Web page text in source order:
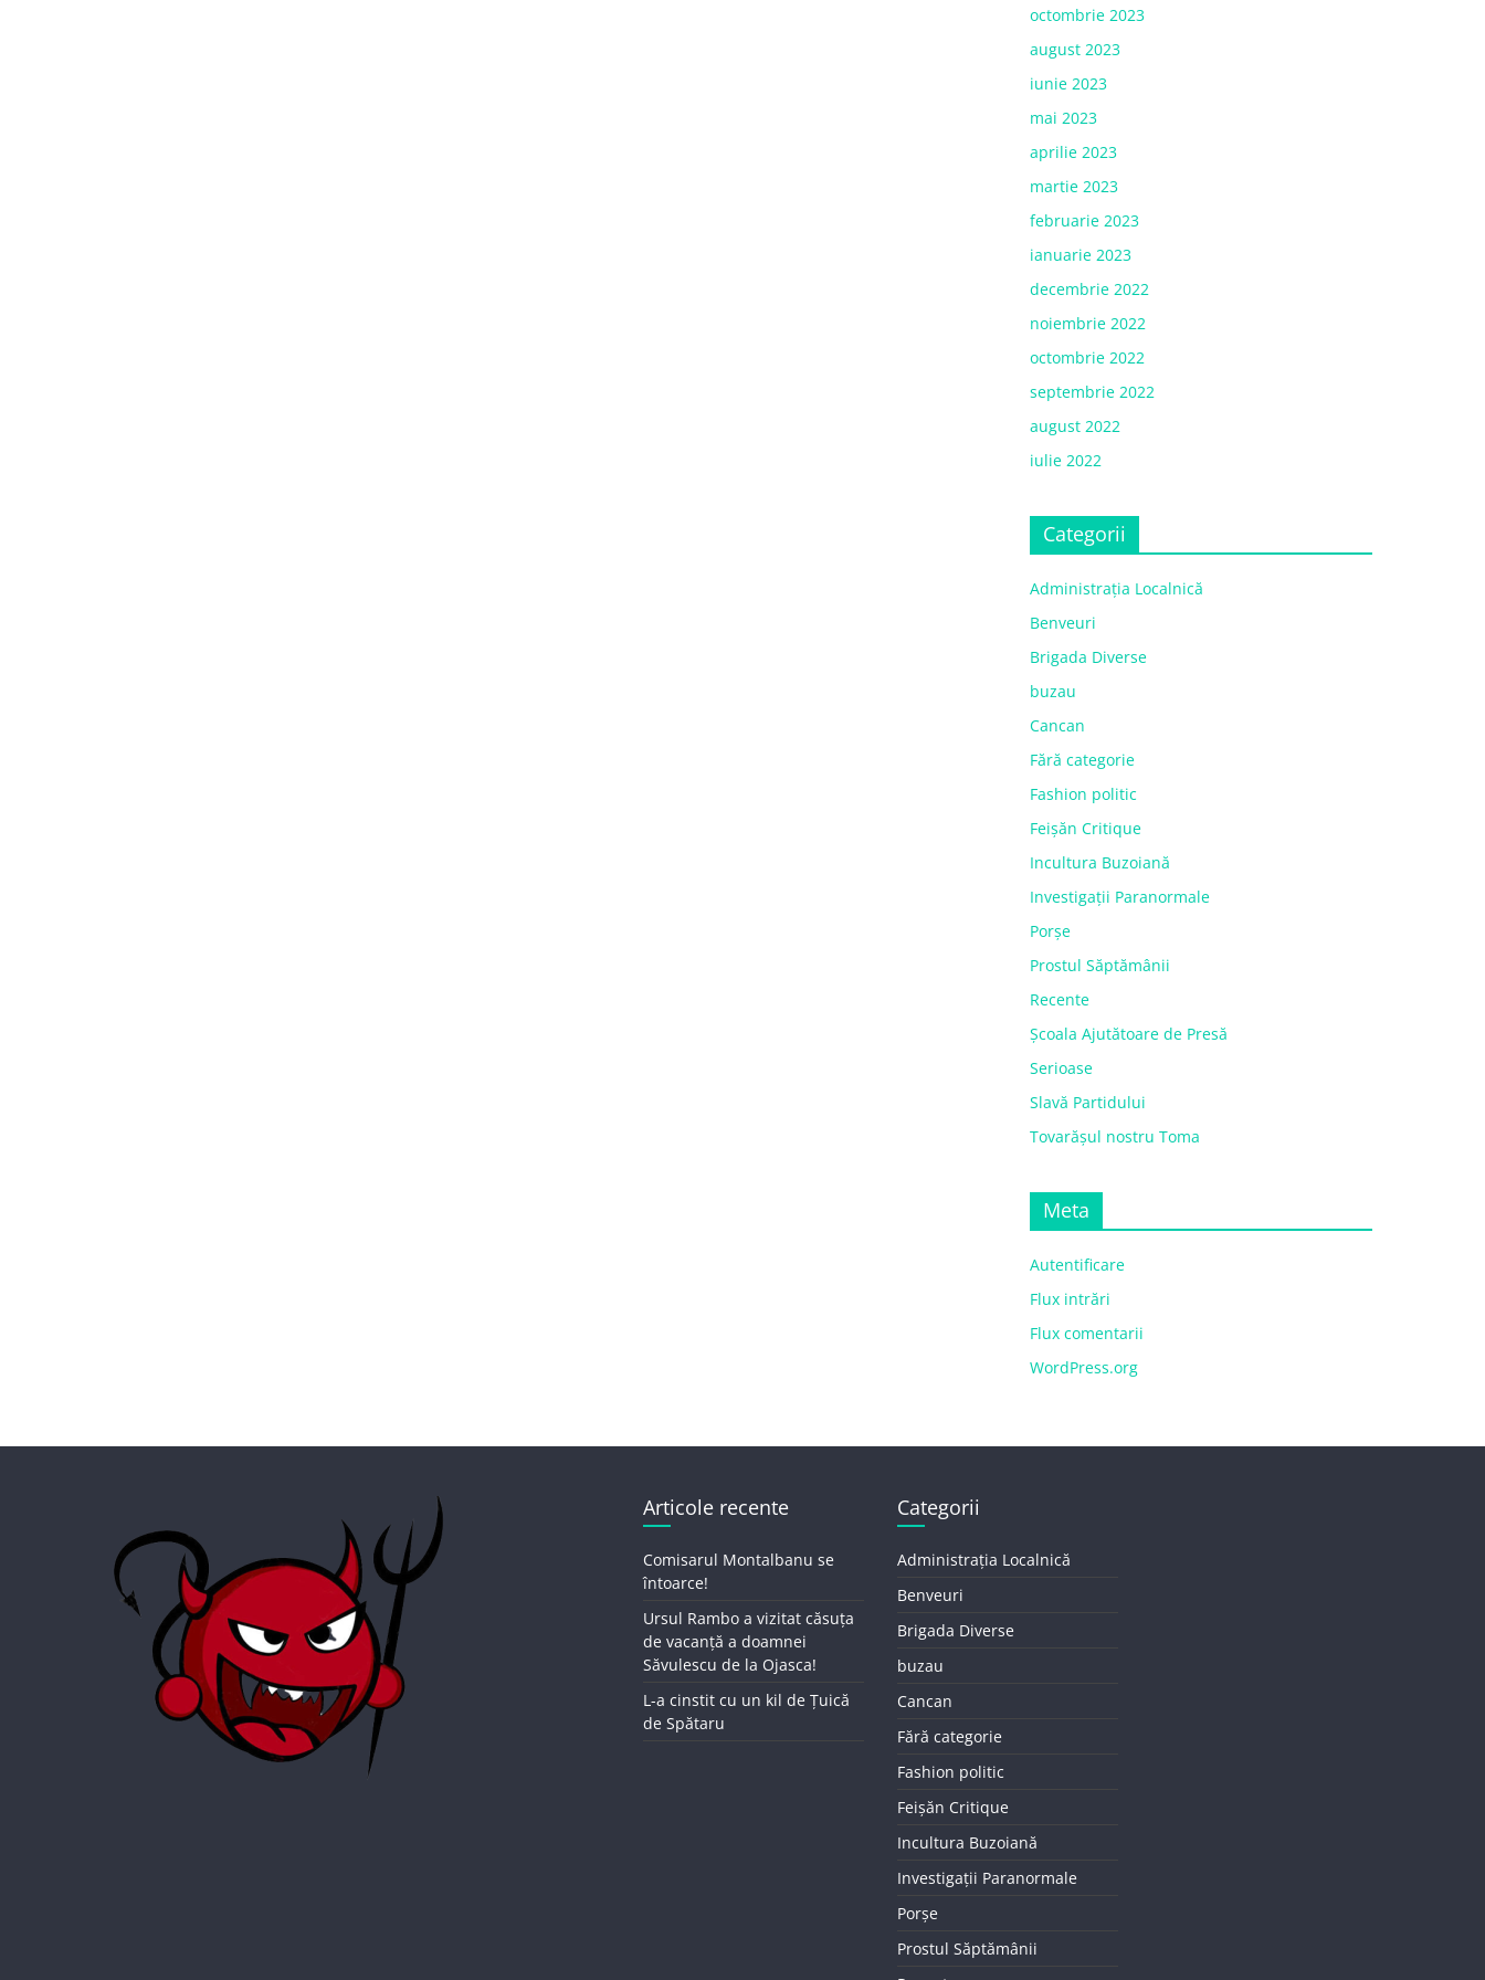
octombrie 2023
august 2023
iunie 2023
mai 2023
aprilie 2023
martie 2023
februarie 2023
ianuarie 2023
decembrie 2022
noiembrie 2022
octombrie 2022
septembrie 2022
august 2022
iulie 2022
Categorii
Administrația Localnică
Benveuri
Brigada Diverse
buzau
Cancan
Fără categorie
Fashion politic
Feișăn Critique
Incultura Buzoiană
Investigații Paranormale
Porșe
Prostul Săptămânii
Recente
Școala Ajutătoare de Presă
Serioase
Slavă Partidului
Tovarășul nostru Toma
Meta
Autentificare
Flux intrări
Flux comentarii
WordPress.org
Articole recente
Comisarul Montalbanu se
întoarce!
Ursul Rambo a vizitat căsuța
de vacanță a doamnei
Săvulescu de la Ojasca!
L-a cinstit cu un kil de Țuică
de Spătaru
Categorii
Administrația Localnică
Benveuri
Brigada Diverse
buzau
Cancan
Fără categorie
Fashion politic
Feișăn Critique
Incultura Buzoiană
Investigații Paranormale
Porșe
Prostul Săptămânii